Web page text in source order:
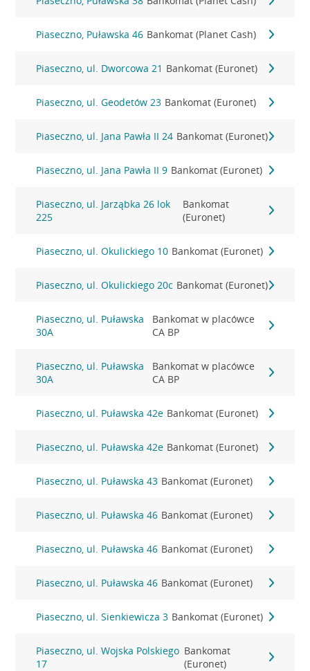
Piaseczno, Puławska 46 Bankomat (Planet Cash)
Piaseczno, ul. Dworcowa 21 Bankomat (Euronet)
Piaseczno, ul. Geodetów 23 Bankomat (Euronet)
Piaseczno, ul. Jana Pawła II 24 Bankomat (Euronet)
Piaseczno, ul. Jana Pawła II 9 Bankomat (Euronet)
Piaseczno, ul. Jarząbka 26 lok
225
Bankomat
(Euronet)
Piaseczno, ul. Okulickiego 10 Bankomat (Euronet)
Piaseczno, ul. Okulickiego 20c Bankomat (Euronet)
Piaseczno, ul. Puławska
30A
Bankomat w placówce
CA BP
Piaseczno, ul. Puławska
30A
Bankomat w placówce
CA BP
Piaseczno, ul. Puławska 42e Bankomat (Euronet)
Piaseczno, ul. Puławska 42e Bankomat (Euronet)
Piaseczno, ul. Puławska 43 Bankomat (Euronet)
Piaseczno, ul. Puławska 46 Bankomat (Euronet)
Piaseczno, ul. Puławska 46 Bankomat (Euronet)
Piaseczno, ul. Puławska 46 Bankomat (Euronet)
Piaseczno, ul. Sienkiewicza 3 Bankomat (Euronet)
Piaseczno, ul. Wojska Polskiego
17
Bankomat
(Euronet)